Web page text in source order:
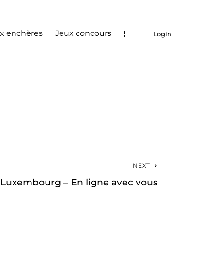
enchères Jeux concours Login
NEXT
– En ligne avec vous